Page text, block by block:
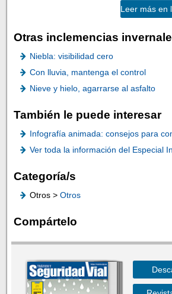
Leer más en
Otras inclemencias
Niebla: visibilidad cero
Con lluvia, mantenga el control
Nieve y hielo, agarrarse al asfalto
También le puede interesar
Infografía animada: consejos para
Ver toda la información del Especial
Categoría/s
Otros > Otros
Compártelo